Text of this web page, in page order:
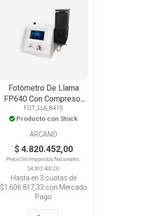
Fotómetro De Llama
FP640 Con Compresor
Na:0-160ppm K:0-
100ppm
FOT_LLA_8415
Producto con Stock
ARCANO
$ 4.820.452,00
Precio Sin Impuestos Nacionales:
$4.362.400,00
Hasta en 3 cuotas de
$1.606.817,33 con Mercado
Pago